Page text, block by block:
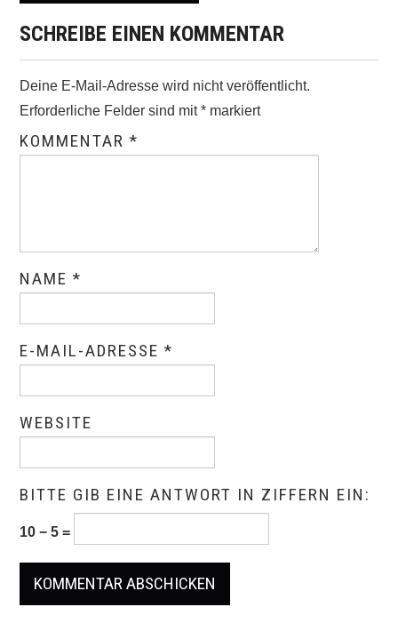
SCHREIBE EINEN KOMMENTAR
Deine E-Mail-Adresse wird nicht veröffentlicht.
Erforderliche Felder sind mit* markiert
KOMMENTAR*
NAME*
E-MAIL-ADRESSE*
WEBSITE
BITTE GIB EINE ANTWORT IN ZIFFERN EIN:
10 − 5 =